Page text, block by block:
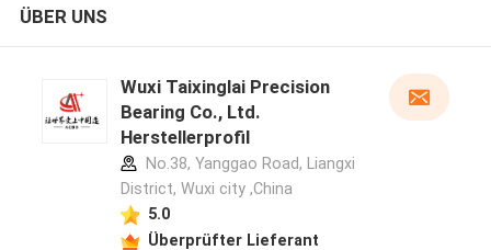
ÜBER UNS
Wuxi Taixinglai Precision
Bearing Co., Ltd.
Herstellerprofil
No.38, Yanggao Road, Liangxi
District, Wuxi city ,China
5.0
Überprüfter Lieferant